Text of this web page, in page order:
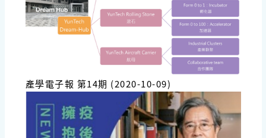
產學電子報 第14期 (2020-10-09)